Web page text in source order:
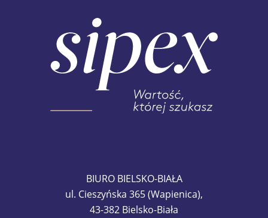
BIURO BIELSKO-BIAŁA
ul. Cieszyńska 365 (Wapienica),
43-382 Bielsko-Biała